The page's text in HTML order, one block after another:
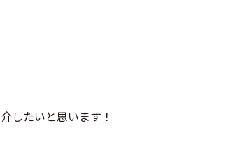
したいと思います！